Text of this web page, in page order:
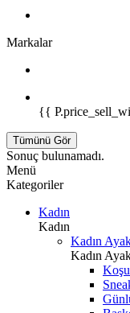
Markalar
{{
Tümünü Gör
Sonuç bulunamadı.
Menü
Kategoriler
Kadın
Kadın
Kadın
Kadın